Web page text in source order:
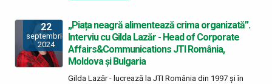
22
septembrie
2024
„Piața neagră alimentează crima organizată”.
Interviu cu Gilda Lazăr - Head of Corporate
Affairs&Communications JTI România,
Moldova și Bulgaria
Gilda Lazăr - lucrează la JTI România din 1997 și în